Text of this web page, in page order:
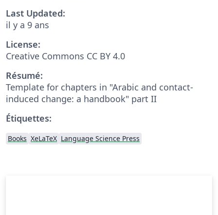
Last Updated:
il y a 9 ans
License:
Creative Commons CC BY 4.0
Résumé:
Template for chapters in "Arabic and contact-
induced change: a handbook" part II
Étiquettes:
Books XeLaTeX Language Science Press